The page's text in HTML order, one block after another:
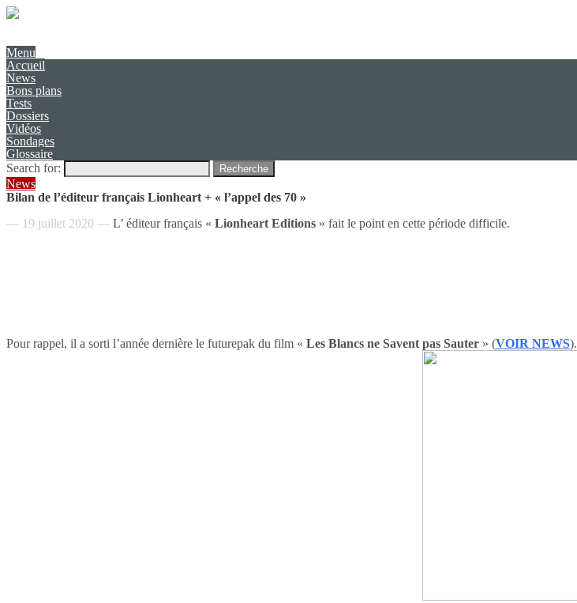
Menu
Accueil
News
Bons plans
Tests
Dossiers
Vidéos
Sondages
Glossaire
Search for:
Recherche
News
Bilan de l’éditeur français Lionheart + « l’appel des 70 »
— 19 juillet 2020 — L’ éditeur français « Lionheart Editions » fait le point en cette période difficile.
Pour rappel, il a sorti l’année dernière le futurepak du film « Les Blancs ne Savent pas Sauter » (VOIR NEWS).